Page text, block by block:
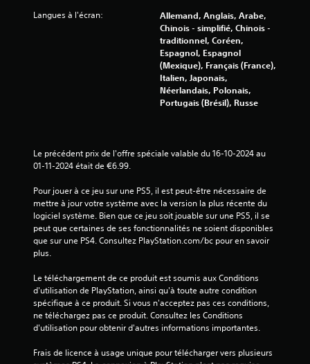
(
7
7
a
v
s
)
Langues à l'écran:
Allemand, Anglais, Arabe,
Chinois - simplifié, Chinois -
traditionnel, Coréen,
Espagnol, Espagnol
(Mexique), Français (France),
Italien, Japonais,
Néerlandais, Polonais,
Portugais (Brésil), Russe
Le précédent prix de l'offre spéciale valable du 16-10-2024 au
01-11-2024 était de €6.99.
Pour jouer à ce jeu sur une PS5, il est peut-être nécessaire de
mettre à jour votre système avec la version la plus récente du
logiciel système. Bien que ce jeu soit jouable sur une PS5, il se
peut que certaines de ses fonctionnalités ne soient disponibles
que sur une PS4. Consultez PlayStation.com/bc pour en savoir
plus.
Le téléchargement de ce produit est soumis aux Conditions
d'utilisation de PlayStation, ainsi qu'à toute autre condition
spécifique à ce produit. Si vous n'acceptez pas ces conditions,
ne téléchargez pas ce produit. Consultez les Conditions
d'utilisation pour obtenir d'autres informations importantes.
Frais de licence à usage unique pour télécharger vers plusieurs